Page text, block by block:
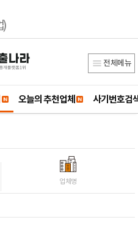
)
전체메뉴
오늘의 추천업체 사기번호검
업체명